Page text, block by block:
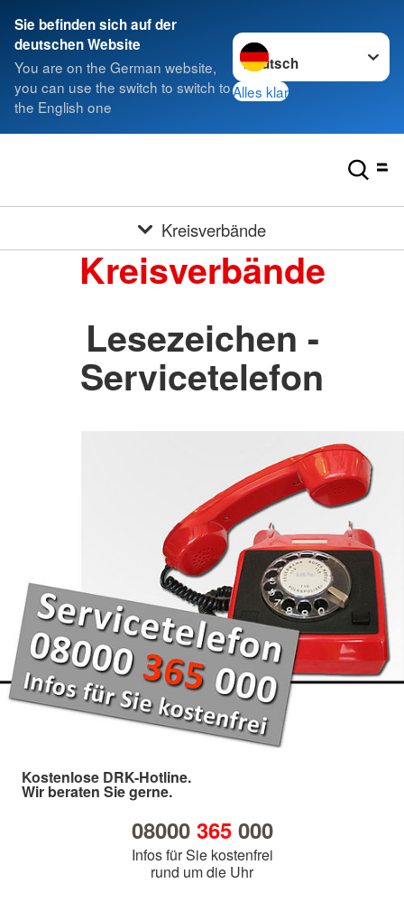
Sie befinden sich auf der
deutschen Website
You are on the German website,
you can use the switch to switch to
the English one
Sprache wechseln zu
Alles klar
Kreisverbände
Kreisverbände
Lesezeichen -
Servicetelefon
Kostenlose DRK-Hotline.
Wir beraten Sie gerne.
08000 365000
Infos für Sie kostenfrei
rund um die Uhr